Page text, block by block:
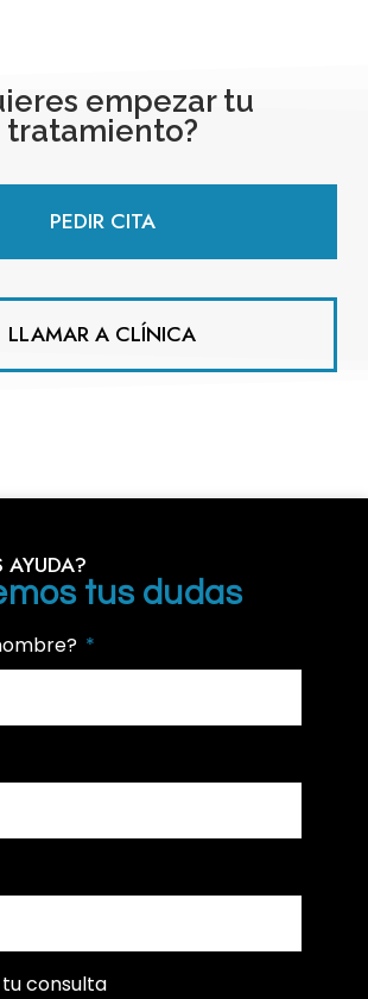
empezar tu
tratamiento?
PEDIR CITA
LLAMAR A CLÍNICA
AYUDA?
tus dudas
consulta